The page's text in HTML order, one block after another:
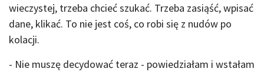
wieczystej, trzeba chcieć szukać. Trzeba zasiąść, wpisać
dane, klikać. To nie jest coś, co robi się z nudów po
kolacji.
- Nie muszę decydować teraz - powiedziałam i wstałam